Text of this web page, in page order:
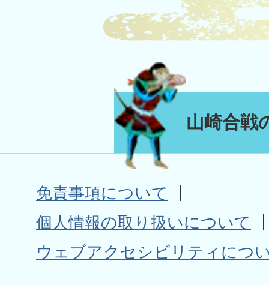
山崎合戦
免責事項について
個人情報の取り扱いについて
ウェブアクセシビリティにつ